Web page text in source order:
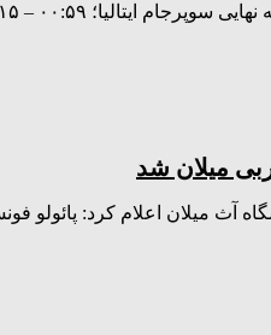
۱۴۰۳ نیمه نهایی سوپرجام ایتالیا؛ تیم های یوونتوس…
میلان شد
آث میلان اعلام کرد: